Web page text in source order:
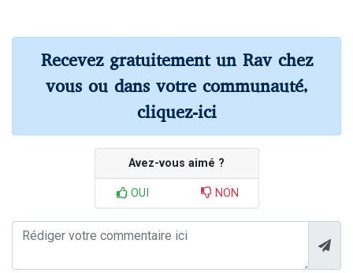
Recevez gratuitement un Rav chez
vous ou dans votre communauté,
cliquez-ici
Avez-vous aimé ?
OUI NON